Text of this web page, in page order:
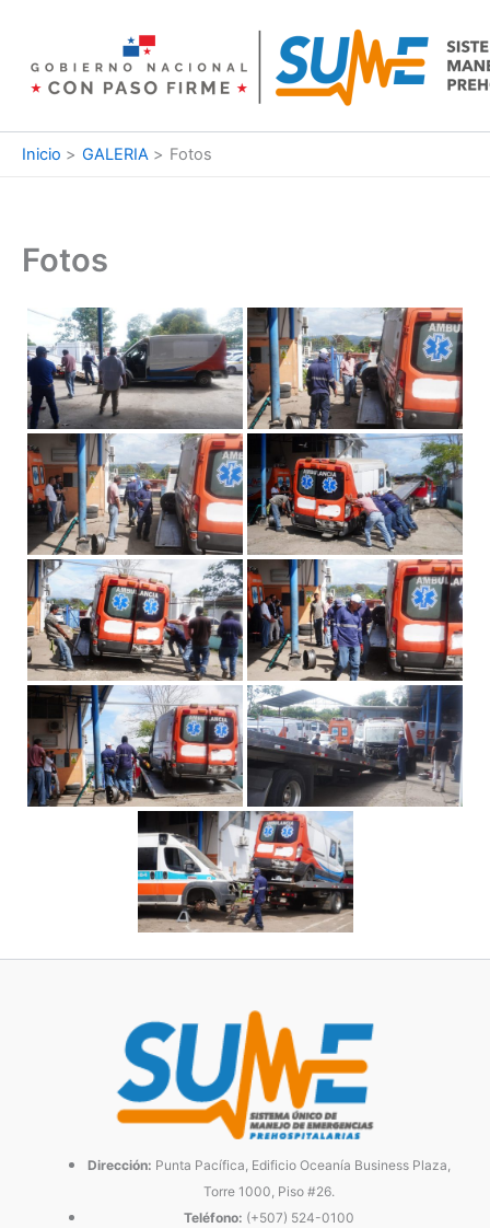
contenido
Inicio GALERIA Fotos
Fotos
Dirección: Punta Pacífica, Edificio Oceanía Business Plaza,
Torre 1000, Piso #26.
Teléfono: (+507) 524-0100